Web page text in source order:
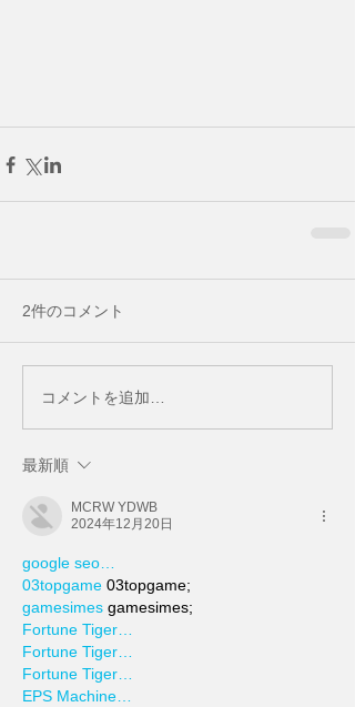
2件のコメント
コメントを追加…
最新順
MCRW YDWB
2024年12月20日
google seo…
03topgame 03topgame;
gamesimes gamesimes;
Fortune Tiger…
Fortune Tiger…
Fortune Tiger…
EPS Machine…